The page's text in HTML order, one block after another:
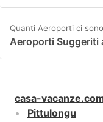
Quanti Aeroporti ci
Aeroporti Suggeriti
casa-
Pittulongu